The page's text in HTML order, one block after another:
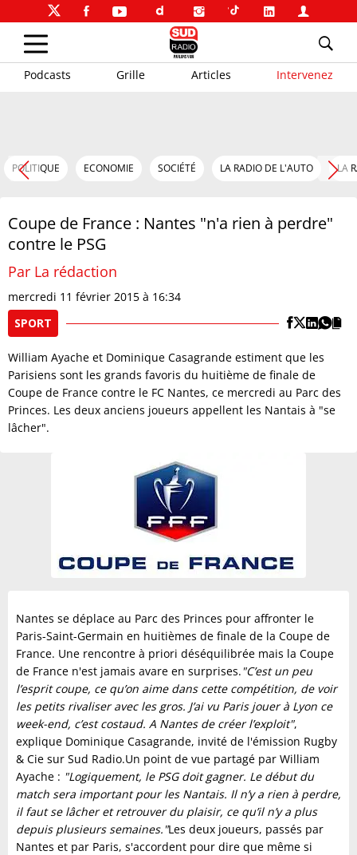
Podcasts Grille Articles Intervenez
POLITIQUE ECONOMIE SOCIÉTÉ LA RADIO DE L'AUTO LA
Coupe de France : Nantes "n'a rien à perdre"
contre le PSG
Par La rédaction
mercredi 11 février 2015 à 16:34
SPORT
William Ayache et Dominique Casagrande estiment que les
Parisiens sont les grands favoris du huitième de finale de
Coupe de France contre le FC Nantes, ce mercredi au Parc des
Princes. Les deux anciens joueurs appellent les Nantais à "se
lâcher".
Nantes se déplace au Parc des Princes pour affronter le
Paris-Saint-Germain en huitièmes de finale de la Coupe de
France. Une rencontre à priori déséquilibrée mais la Coupe
de France n'est jamais avare en surprises."C’est un peu
l’esprit coupe, ce qu’on aime dans cette compétition, de voir
les petits rivaliser avec les gros. J’ai vu Paris jouer à Lyon ce
week-end, c’est costaud. A Nantes de créer l’exploit",
explique Dominique Casagrande, invité de l'émission Rugby
& Cie sur Sud Radio.Un point de vue partagé par William
Ayache : "Logiquement, le PSG doit gagner. Le début du
match sera important pour les Nantais. Il n’y a rien à perdre,
il faut se lâcher et retrouver du plaisir, ce qu’il n’y a plus
depuis plusieurs semaines."Les deux joueurs, passés par
Nantes et par Paris, s'accordent pour dire que même si